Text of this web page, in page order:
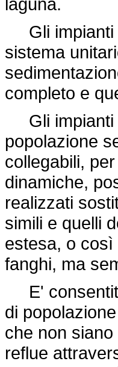
Gli impianti
sistema
completo e
Gli impianti
popolazione
collegabili,
dinamiche,
realizzati
simili e quelli
estesa, o
fanghi, ma
E'
di
che non
reflue